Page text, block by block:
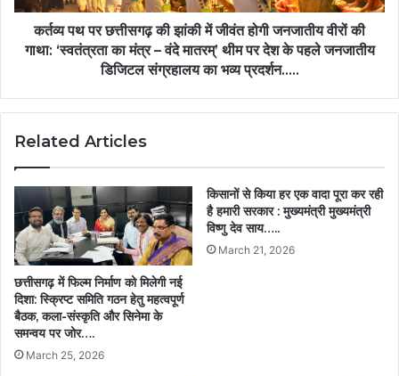
होगी
जनजातीय
वीरों
‘स्वतंत्रता
मंत्र
मातरम्’
थीम
पर
देश
पहले
जनजातीय
डिजिटल
संग्रहालय
कर्तव्य पथ पर छत्तीसगढ़ की झांकी में जीवंत होगी जनजातीय वीरों की
गाथा: ‘स्वतंत्रता का मंत्र – वंदे मातरम्’ थीम पर देश के पहले जनजातीय
डिजिटल संग्रहालय का भव्य प्रदर्शन…..
Related Articles
छत्तीसगढ़ में फिल्म निर्माण को मिलेगी नई
दिशा: स्क्रिप्ट समिति गठन हेतु महत्वपूर्ण
बैठक, कला-संस्कृति और सिनेमा के
समन्वय पर जोर….
March 25, 2026
किसानों से किया हर एक वादा पूरा कर रही
है हमारी सरकार : मुख्यमंत्री मुख्यमंत्री
विष्णु देव साय…..
March 21, 2026